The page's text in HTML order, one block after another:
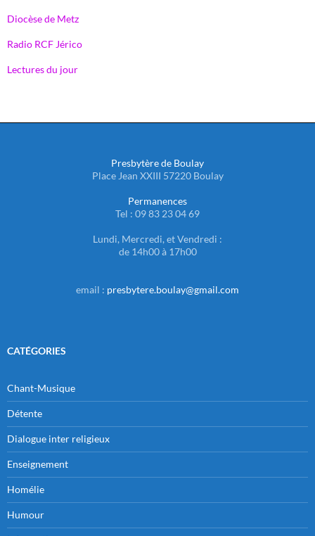
Diocèse de Metz
Radio RCF Jérico
Lectures du jour
Presbytère de Boulay
Place Jean XXIII 57220 Boulay
Permanences
Tel : 09 83 23 04 69
Lundi, Mercredi, et Vendredi :
de 14h00 à 17h00
email : presbytere.boulay@gmail.com
CATÉGORIES
Chant-Musique
Détente
Dialogue inter religieux
Enseignement
Homélie
Humour